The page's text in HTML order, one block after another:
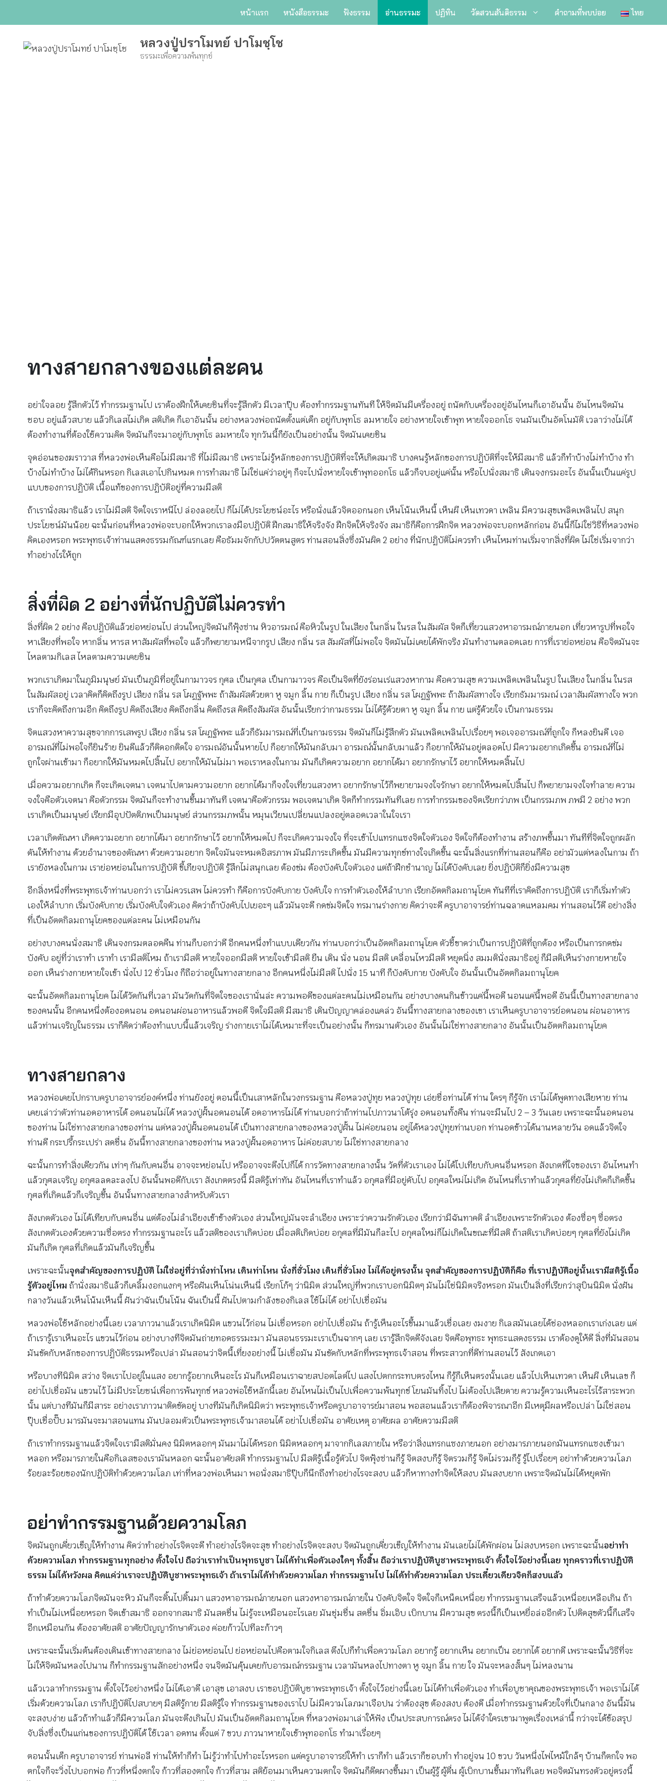
หน้าแรก หนังสือธรรมะ ฟังธรรม อ่านธรรมะ ปฏิทิน วัดสวนสันติธรรม คำถามที่พบบ่อย ไทย
หลวงปู่ปราโมทย์ ปาโมชฺโช
ธรรมะเพื่อความพ้นทุกข์
ทางสายกลางของแต่ละคน
อย่าใจลอย รู้สึกตัวไว้ ทำกรรมฐานไป เราต้องฝึกให้เคยชินที่จะรู้สึกตัว มีเวลาปุ๊บ ต้องทำกรรมฐานทันที ให้จิตมันมีเครื่องอยู่ ถนัดกับเครื่องอยู่อันไหนก็เอาอันนั้น อันไหนจิตมัน
ชอบ อยู่แล้วสบาย แล้วกิเลสไม่เกิด สติเกิด ก็เอาอันนั้น อย่างหลวงพ่อถนัดตั้งแต่เด็ก อยู่กับพุทโธ ลมหายใจ อย่างหายใจเข้าพุท หายใจออกโธ จนมันเป็นอัตโนมัติ เวลาว่างไม่ได้
ต้องทำงานที่ต้องใช้ความคิด จิตมันก็จะมาอยู่กับพุทโธ ลมหายใจ ทุกวันนี้ก็ยังเป็นอย่างนั้น จิตมันเคยชิน
จุดอ่อนของฆราวาส ที่หลวงพ่อเห็นคือไม่มีสมาธิ ที่ไม่มีสมาธิ เพราะไม่รู้หลักของการปฏิบัติที่จะให้เกิดสมาธิ บางคนรู้หลักของการปฏิบัติที่จะให้มีสมาธิ แล้วก็ทำบ้างไม่ทำบ้าง ทำ
บ้างไม่ทำบ้าง ไม่ได้กินหรอก กิเลสเอาไปกินหมด การทำสมาธิ ไม่ใช่แค่ว่าอยู่ๆ ก็จะไปนั่งหายใจเข้าพุทออกโธ แล้วก็จบอยู่แค่นั้น หรือไปนั่งสมาธิ เดินจงกรมอะไร อันนั้นเป็นแค่รูป
แบบของการปฏิบัติ เนื้อแท้ของการปฏิบัติอยู่ที่ความมีสติ
ถ้าเรานั่งสมาธิแล้ว เราไม่มีสติ จิตใจเราหนีไป ล่องลอยไป ก็ไม่ได้ประโยชน์อะไร หรือนั่งแล้วจิตออกนอก เห็นโน้นเห็นนี้ เห็นผี เห็นเทวดา เพลิน มีความสุขเพลิดเพลินไป สนุก
ประโยชน์มันน้อย ฉะนั้นก่อนที่หลวงพ่อจะบอกให้พวกเราลงมือปฏิบัติ ฝึกสมาธิให้จริงจัง ฝึกจิตให้จริงจัง สมาธิก็คือการฝึกจิต หลวงพ่อจะบอกหลักก่อน อันนี้ก็ไม่ใช่วิธีที่หลวงพ่อ
คิดเองหรอก พระพุทธเจ้าท่านแสดงธรรมกัณฑ์แรกเลย คือธัมมจักกัปปวัตตนสูตร ท่านสอนสิ่งซึ่งมันผิด 2 อย่าง ที่นักปฏิบัติไม่ควรทำ เห็นไหมท่านเริ่มจากสิ่งที่ผิด ไม่ใช่เริ่มจากว่า
ทำอย่างไรให้ถูก
สิ่งที่ผิด 2 อย่างที่นักปฏิบัติไม่ควรทำ
สิ่งที่ผิด 2 อย่าง คือปฏิบัติแล้วย่อหย่อนไป ส่วนใหญ่จิตมันก็ฟุ้งซ่าน หิวอารมณ์ คือหิวในรูป ในเสียง ในกลิ่น ในรส ในสัมผัส จิตก็เที่ยวแสวงหาอารมณ์ภายนอก เที่ยวหารูปที่พอใจ
หาเสียงที่พอใจ หากลิ่น หารส หาสัมผัสที่พอใจ แล้วก็พยายามหนีจากรูป เสียง กลิ่น รส สัมผัสที่ไม่พอใจ จิตมันไม่เคยได้พักจริง มันทำงานตลอดเลย การที่เราย่อหย่อน คือจิตมันจะ
ไหลตามกิเลส ไหลตามความเคยชิน
พวกเราเกิดมาในภูมิมนุษย์ มันเป็นภูมิที่อยู่ในกามาวจร กุศล เป็นกุศล เป็นกามาวจร คือเป็นจิตที่ยังร่อนเร่แสวงหากาม คือความสุข ความเพลิดเพลินในรูป ในเสียง ในกลิ่น ในรส
ในสัมผัสอยู่ เวลาคิดก็คิดถึงรูป เสียง กลิ่น รส โผฏฐัพพะ ถ้าสัมผัสด้วยตา หู จมูก ลิ้น กาย ก็เป็นรูป เสียง กลิ่น รส โผฏฐัพพะ ถ้าสัมผัสทางใจ เรียกธัมมารมณ์ เวลาสัมผัสทางใจ พวก
เราก็จะคิดถึงกามอีก คิดถึงรูป คิดถึงเสียง คิดถึงกลิ่น คิดถึงรส คิดถึงสัมผัส อันนั้นเรียกว่ากามธรรม ไม่ได้รู้ด้วยตา หู จมูก ลิ้น กาย แต่รู้ด้วยใจ เป็นกามธรรม
จิตแสวงหาความสุขจากการเสพรูป เสียง กลิ่น รส โผฏฐัพพะ แล้วก็ธัมมารมณ์ที่เป็นกามธรรม จิตมันก็ไม่รู้สึกตัว มันเพลิดเพลินไปเรื่อยๆ พอเจออารมณ์ที่ถูกใจ ก็หลงยินดี เจอ
อารมณ์ที่ไม่พอใจก็ยินร้าย ยินดีแล้วก็ติดอกติดใจ อารมณ์อันนั้นหายไป ก็อยากให้มันกลับมา อารมณ์นั้นกลับมาแล้ว ก็อยากให้มันอยู่ตลอดไป มีความอยากเกิดขึ้น อารมณ์ที่ไม่
ถูกใจผ่านเข้ามา ก็อยากให้มันหมดไปสิ้นไป อยากให้มันไม่มา พอเราหลงในกาม มันก็เกิดความอยาก อยากได้มา อยากรักษาไว้ อยากให้หมดสิ้นไป
เมื่อความอยากเกิด ก็จะเกิดเจตนา เจตนาไปตามความอยาก อยากได้มาก็จงใจเที่ยวแสวงหา อยากรักษาไว้ก็พยายามจงใจรักษา อยากให้หมดไปสิ้นไป ก็พยายามจงใจทำลาย ความ
จงใจคือตัวเจตนา คือตัวกรรม จิตมันก็จะทำงานขึ้นมาทันที เจตนาคือตัวกรรม พอเจตนาเกิด จิตก็ทำกรรมทันทีเลย การทำกรรมของจิตเรียกว่าภพ เป็นกรรมภพ ภพมี 2 อย่าง พวก
เราเกิดเป็นมนุษย์ เรียกมีอุปปัตติภพเป็นมนุษย์ ส่วนกรรมภพนั้น หมุนเวียนเปลี่ยนแปลงอยู่ตลอดเวลาในใจเรา
เวลาเกิดตัณหา เกิดความอยาก อยากได้มา อยากรักษาไว้ อยากให้หมดไป ก็จะเกิดความจงใจ ที่จะเข้าไปแทรกแซงจิตใจตัวเอง จิตใจก็ต้องทำงาน สร้างภพขึ้นมา ทันทีที่จิตใจถูกผลัก
ดันให้ทำงาน ด้วยอำนาจของตัณหา ด้วยความอยาก จิตใจมันจะหมดอิสรภาพ มันมีภาระเกิดขึ้น มันมีความทุกข์ทางใจเกิดขึ้น ฉะนั้นสิ่งแรกที่ท่านสอนก็คือ อย่ามัวแต่หลงในกาม ถ้า
เรายังหลงในกาม เราย่อหย่อนในการปฏิบัติ ขี้เกียจปฏิบัติ รู้สึกไม่สนุกเลย ต้องข่ม ต้องบังคับใจตัวเอง แต่ถ้าฝึกชำนาญ ไม่ได้บังคับเลย ยิ่งปฏิบัติก็ยิ่งมีความสุข
อีกสิ่งหนึ่งที่พระพุทธเจ้าท่านบอกว่า เราไม่ควรเสพ ไม่ควรทำ ก็คือการบังคับกาย บังคับใจ การทำตัวเองให้ลำบาก เรียกอัตตกิลมถานุโยค ทันทีที่เราคิดถึงการปฏิบัติ เราก็เริ่มทำตัว
เองให้ลำบาก เริ่มบังคับกาย เริ่มบังคับใจตัวเอง คิดว่าถ้าบังคับไปเยอะๆ แล้วมันจะดี กดข่มจิตใจ ทรมานร่างกาย คิดว่าจะดี ครูบาอาจารย์ท่านฉลาดแหลมคม ท่านสอนไว้ดี อย่างสิ่ง
ที่เป็นอัตตกิลมถานุโยคของแต่ละคน ไม่เหมือนกัน
อย่างบางคนนั่งสมาธิ เดินจงกรมตลอดคืน ท่านก็บอกว่าดี อีกคนหนึ่งทำแบบเดียวกัน ท่านบอกว่าเป็นอัตตกิลมถานุโยค ตัวชี้ขาดว่าเป็นการปฏิบัติที่ถูกต้อง หรือเป็นการกดข่ม
บังคับ อยู่ที่ว่าเราทำ เราทำ เรามีสติไหม ถ้าเรามีสติ หายใจออกมีสติ หายใจเข้ามีสติ ยืน เดิน นั่ง นอน มีสติ เคลื่อนไหวมีสติ หยุดนิ่ง สมมตินั่งสมาธิอยู่ ก็มีสติเห็นร่างกายหายใจ
ออก เห็นร่างกายหายใจเข้า นั่งไป 12 ชั่วโมง ก็ถือว่าอยู่ในทางสายกลาง อีกคนหนึ่งไม่มีสติ ไปนั่ง 15 นาที ก็บังคับกาย บังคับใจ อันนั้นเป็นอัตตกิลมถานุโยค
ฉะนั้นอัตตกิลมถานุโยค ไม่ได้วัดกันที่เวลา มันวัดกันที่จิตใจของเรานั่นล่ะ ความพอดีของแต่ละคนไม่เหมือนกัน อย่างบางคนกินข้าวแค่นี้พอดี นอนแค่นี้พอดี อันนี้เป็นทางสายกลาง
ของคนนั้น อีกคนหนึ่งต้องอดนอน อดนอนผ่อนอาหารแล้วพอดี จิตใจมีสติ มีสมาธิ เดินปัญญาคล่องแคล่ว อันนี้ทางสายกลางของเขา เราเห็นครูบาอาจารย์อดนอน ผ่อนอาหาร
แล้วท่านเจริญในธรรม เราก็คิดว่าต้องทำแบบนี้แล้วเจริญ ร่างกายเราไม่ได้เหมาะที่จะเป็นอย่างนั้น ก็ทรมานตัวเอง อันนั้นไม่ใช่ทางสายกลาง อันนั้นเป็นอัตตกิลมถานุโยค
ทางสายกลาง
หลวงพ่อเคยไปกราบครูบาอาจารย์องค์หนึ่ง ท่านยังอยู่ ตอนนี้เป็นเสาหลักในวงกรรมฐาน คือหลวงปู่ทุย หลวงปู่ทุย เอ่ยชื่อท่านได้ ท่าน ใครๆ ก็รู้จัก เราไม่ได้พูดทางเสียหาย ท่าน
เคยเล่าว่าตัวท่านอดอาหารได้ อดนอนไม่ได้ หลวงปู่ฝั้นอดนอนได้ อดอาหารไม่ได้ ท่านบอกว่าถ้าท่านไปภาวนาโต้รุ่ง อดนอนทั้งคืน ท่านจะมึนไป 2 – 3 วันเลย เพราะฉะนั้นอดนอน
ของท่าน ไม่ใช่ทางสายกลางของท่าน แต่หลวงปู่ฝั้นอดนอนได้ เป็นทางสายกลางของหลวงปู่ฝั้น ไม่ค่อยนอน อยู่ได้หลวงปู่ทุยท่านบอก ท่านอดข้าวได้นานหลายวัน อดแล้วจิตใจ
ท่านดี กระปรี้กระเปร่า สดชื่น อันนี้ทางสายกลางของท่าน หลวงปู่ฝั้นอดอาหาร ไม่ค่อยสบาย ไม่ใช่ทางสายกลาง
ฉะนั้นการทำสิ่งเดียวกัน เท่าๆ กันกับคนอื่น อาจจะหย่อนไป หรืออาจจะตึงไปก็ได้ การวัดทางสายกลางนั้น วัดที่ตัวเราเอง ไม่ได้ไปเทียบกับคนอื่นหรอก สังเกตที่ใจของเรา อันไหนทำ
แล้วกุศลเจริญ อกุศลลดละลงไป อันนั้นพอดีกับเรา สังเกตตรงนี้ มีสติรู้เท่าทัน อันไหนที่เราทำแล้ว อกุศลที่มีอยู่ดับไป อกุศลใหม่ไม่เกิด อันไหนที่เราทำแล้วกุศลที่ยังไม่เกิดก็เกิดขึ้น
กุศลที่เกิดแล้วก็เจริญขึ้น อันนั้นทางสายกลางสำหรับตัวเรา
สังเกตตัวเอง ไม่ได้เทียบกับคนอื่น แต่ต้องไม่ลำเอียงเข้าข้างตัวเอง ส่วนใหญ่มันจะลำเอียง เพราะว่าความรักตัวเอง เรียกว่ามีฉันทาคติ ลำเอียงเพราะรักตัวเอง ต้องซื่อๆ ซื่อตรง
สังเกตตัวเองด้วยความซื่อตรง ทำกรรมฐานอะไร แล้วสติของเราเกิดบ่อย เมื่อสติเกิดบ่อย อกุศลที่มีมันก็ละไป อกุศลใหม่ก็ไม่เกิดในขณะที่มีสติ ถ้าสติเราเกิดบ่อยๆ กุศลที่ยังไม่เกิด
มันก็เกิด กุศลที่เกิดแล้วมันก็เจริญขึ้น
เพราะฉะนั้นจุดสำคัญของการปฏิบัติ ไม่ใช่อยู่ที่ว่านั่งท่าไหน เดินท่าไหน นั่งกี่ชั่วโมง เดินกี่ชั่วโมง ไม่ได้อยู่ตรงนั้น จุดสำคัญของการปฏิบัติก็คือ ที่เราปฏิบัติอยู่นั้นเรามีสติรู้เนื้อ
รู้ตัวอยู่ไหม ถ้านั่งสมาธิแล้วก็เคลิ้มงอกแงกๆ หรือฝันเห็นโน่นเห็นนี่ เรียกโก้ๆ ว่านิมิต ส่วนใหญ่ที่พวกเราบอกนิมิตๆ มันไม่ใช่นิมิตจริงหรอก มันเป็นสิ่งที่เรียกว่าสุบินนิมิต นั่งฝัน
กลางวันแล้วเห็นโน้นเห็นนี้ ฝันว่าฉันเป็นโน้น ฉันเป็นนี้ ฝันไปตามกำลังของกิเลส ใช้ไม่ได้ อย่าไปเชื่อมัน
หลวงพ่อใช้หลักอย่างนี้เลย เวลาภาวนาแล้วเราเกิดนิมิต แขวนไว้ก่อน ไม่เชื่อหรอก อย่าไปเชื่อมัน ถ้ารู้เห็นอะไรขึ้นมาแล้วเชื่อเลย งมงาย กิเลสมันเลยได้ช่องหลอกเราเก่งเลย แต่
ถ้าเรารู้เราเห็นอะไร แขวนไว้ก่อน อย่างบางทีจิตมันถ่ายทอดธรรมะมา มันสอนธรรมะเราเป็นฉากๆ เลย เรารู้สึกจิตดีจังเลย จิตคือพุทธะ พุทธะแสดงธรรม เราต้องดูให้ดี สิ่งที่มันสอน
มันขัดกับหลักของการปฏิบัติธรรมหรือเปล่า มันสอนว่าจิตนี้เที่ยงอย่างนี้ ไม่เชื่อมัน มันขัดกับหลักที่พระพุทธเจ้าสอน ที่พระสาวกที่ดีท่านสอนไว้ สังเกตเอา
หรือบางทีนิมิต สว่าง จิตเราไปอยู่ในแสง อยากรู้อยากเห็นอะไร มันก็เหมือนเราฉายสปอตไลต์ไป แสงไปตกกระทบตรงไหน ก็รู้ก็เห็นตรงนั้นเลย แล้วไปเห็นเทวดา เห็นผี เห็นเลข ก็
อย่าไปเชื่อมัน แขวนไว้ ไม่มีประโยชน์เพื่อการพ้นทุกข์ หลวงพ่อใช้หลักนี้เลย อันไหนไม่เป็นไปเพื่อความพ้นทุกข์ โยนมันทิ้งไป ไม่ต้องไปเสียดาย ความรู้ความเห็นอะไรไร้สาระพวก
นั้น แต่บางทีมันก็มีสาระ อย่างเราภาวนาติดขัดอยู่ บางทีมันก็เกิดนิมิตว่า พระพุทธเจ้าหรือครูบาอาจารย์มาสอน พอสอนแล้วเราก็ต้องพิจารณาอีก มีเหตุมีผลหรือเปล่า ไม่ใช่สอน
ปุ๊บเชื่อปั๊บ มารมันจะมาสอนแทน มันปลอมตัวเป็นพระพุทธเจ้ามาสอนได้ อย่าไปเชื่อมัน อาศัยเหตุ อาศัยผล อาศัยความมีสติ
ถ้าเราทำกรรมฐานแล้วจิตใจเรามีสติมั่นคง นิมิตหลอกๆ มันมาไม่ได้หรอก นิมิตหลอกๆ มาจากกิเลสภายใน หรือว่าสิ่งแทรกแซงภายนอก อย่างมารภายนอกมันแทรกแซงเข้ามา
หลอก หรือมารภายในคือกิเลสของเรามันหลอก ฉะนั้นอาศัยสติ ทำกรรมฐานไป มีสติรู้เนื้อรู้ตัวไป จิตฟุ้งซ่านก็รู้ จิตสงบก็รู้ จิตรวมก็รู้ จิตไม่รวมก็รู้ รู้ไปเรื่อยๆ อย่าทำด้วยความโลภ
ร้อยละร้อยของนักปฏิบัติทำด้วยความโลภ เท่าที่หลวงพ่อเห็นมา พอนั่งสมาธิปุ๊บก็นึกถึงทำอย่างไรจะสงบ แล้วก็หาทางทำจิตให้สงบ มันสงบยาก เพราะจิตมันไม่ได้หยุดพัก
อย่าทำกรรมฐานด้วยความโลภ
จิตมันถูกเคี่ยวเข็ญให้ทำงาน คิดว่าทำอย่างไรจิตจะดี ทำอย่างไรจิตจะสุข ทำอย่างไรจิตจะสงบ จิตมันถูกเคี่ยวเข็ญให้ทำงาน มันเลยไม่ได้พักผ่อน ไม่สงบหรอก เพราะฉะนั้นอย่าทำ
ด้วยความโลภ ทำกรรมฐานทุกอย่าง ตั้งใจไป ถือว่าเราทำเป็นพุทธบูชา ไม่ได้ทำเพื่อตัวเองใดๆ ทั้งสิ้น ถือว่าเราปฏิบัติบูชาพระพุทธเจ้า ตั้งใจไว้อย่างนี้เลย ทุกคราวที่เราปฏิบัติ
ธรรม ไม่ได้หวังผล คิดแค่ว่าเราจะปฏิบัติบูชาพระพุทธเจ้า ถ้าเราไม่ได้ทำด้วยความโลภ ทำกรรมฐานไป ไม่ได้ทำด้วยความโลภ ประเดี๋ยวเดียวจิตก็สงบแล้ว
ถ้าทำด้วยความโลภจิตมันจะหิว มันก็จะดิ้นไปดิ้นมา แสวงหาอารมณ์ภายนอก แสวงหาอารมณ์ภายใน บังคับจิตใจ จิตใจก็เหน็ดเหนื่อย ทำกรรมฐานเสร็จแล้วเหนื่อยเหลือเกิน ถ้า
ทำเป็นไม่เหนื่อยหรอก จิตเข้าสมาธิ ออกจากสมาธิ มันสดชื่น ไม่รู้จะเหมือนอะไรเลย มันชุ่มชื่น สดชื่น อิ่มเอิบ เบิกบาน มีความสุข ตรงนี้ก็เป็นเหยื่อล่ออีกตัว ไปติดสุขตัวนี้ก็เสร็จ
อีกเหมือนกัน ต้องอาศัยสติ อาศัยปัญญารักษาตัวเอง ค่อยก้าวไปทีละก้าวๆ
เพราะฉะนั้นเริ่มต้นต้องเดินเข้าทางสายกลาง ไม่ย่อหย่อนไป ย่อหย่อนไปคือตามใจกิเลส ตึงไปก็ทำเพื่อความโลภ อยากรู้ อยากเห็น อยากเป็น อยากได้ อยากดี เพราะฉะนั้นวิธีที่จะ
ไม่ให้จิตมันหลงไปนาน ก็ทำกรรมฐานสักอย่างหนึ่ง จนจิตมันคุ้นเคยกับอารมณ์กรรมฐาน เวลามันหลงไปทางตา หู จมูก ลิ้น กาย ใจ มันจะหลงสั้นๆ ไม่หลงนาน
แล้วเวลาทำกรรมฐาน ตั้งใจไว้อย่างหนึ่ง ไม่ได้เอาดี เอาสุข เอาสงบ เราขอปฏิบัติบูชาพระพุทธเจ้า ตั้งใจไว้อย่างนี้เลย ไม่ได้ทำเพื่อตัวเอง ทำเพื่อบูชาคุณของพระพุทธเจ้า พอเราไม่ได้
เริ่มด้วยความโลภ เราก็ปฏิบัติไปสบายๆ มีสติรู้กาย มีสติรู้ใจ ทำกรรมฐานของเราไป ไม่มีความโลภมาเจือปน ว่าต้องสุข ต้องสงบ ต้องดี เมื่อทำกรรมฐานด้วยใจที่เป็นกลาง อันนี้มัน
จะสงบง่าย แล้วถ้าทำแล้วก็มีความโลภ มันจะตึงเกินไป มันเป็นอัตตกิลมถานุโยค ที่หลวงพ่อมาเล่าให้ฟัง เป็นประสบการณ์ตรง ไม่ได้จำใครเขามาพูดเรื่องเหล่านี้ กว่าจะได้ข้อสรุป
จับสิ่งซึ่งเป็นแก่นของการปฏิบัติได้ ใช้เวลา อดทน ตั้งแต่ 7 ขวบ ภาวนาหายใจเข้าพุทออกโธ ทำมาเรื่อยๆ
ตอนนั้นเด็ก ครูบาอาจารย์ ท่านพ่อลี ท่านให้ทำก็ทำ ไม่รู้ว่าทำไปทำอะไรหรอก แต่ครูบาอาจารย์ให้ทำ เราก็ทำ แล้วเราก็ชอบทำ ทำอยู่จน 10 ขวบ วันหนึ่งไฟไหม้ใกล้ๆ บ้านก็ตกใจ พอ
ตกใจก็จะวิ่งไปบอกพ่อ ก้าวที่หนึ่งตกใจ ก้าวที่สองตกใจ ก้าวที่สาม สติย้อนมาเห็นความตกใจ จิตมันก็ดีดผางขึ้นมา เป็นผู้รู้ ผู้ตื่น ผู้เบิกบานขึ้นมาทันทีเลย พอจิตมันทรงตัวอยู่ตรงนี้